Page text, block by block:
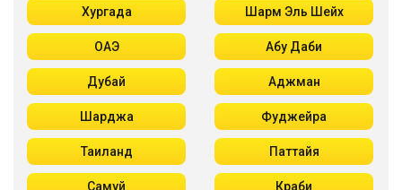
Хургада Шарм Эль Шейх
ОАЭ Абу Даби
Дубай Аджман
Шарджа Фуджейра
Таиланд Паттайя
Самуй Краби